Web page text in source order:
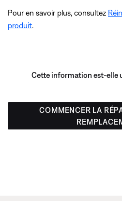
Pour en savoir plus, consultez
produit.
Cette information est-elle
COMMENCER LA